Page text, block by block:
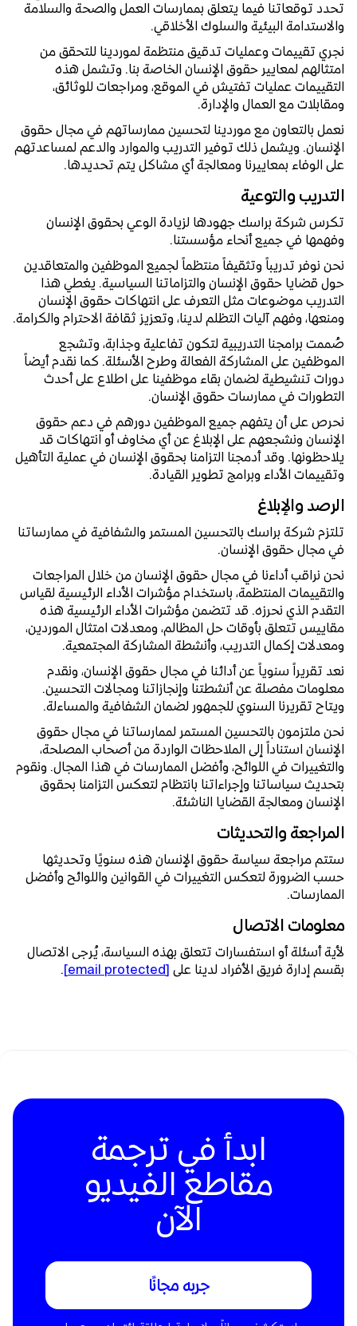
تحدد توقعاتنا فيما يتعلق بممارسات العمل والصحة والسلامة
والاستدامة البيئية والسلوك الأخلاقي.
نجري تقييمات وعمليات تدقيق منتظمة لموردينا للتحقق من
امتثالهم لمعايير حقوق الإنسان الخاصة بنا. وتشمل هذه
التقييمات عمليات تفتيش في الموقع، ومراجعات للوثائق،
ومقابلات مع العمال والإدارة.
نعمل بالتعاون مع موردينا لتحسين ممارساتهم في مجال حقوق
الإنسان. ويشمل ذلك توفير التدريب والموارد والدعم لمساعدتهم
على الوفاء بمعاييرنا ومعالجة أي مشاكل يتم تحديدها.
التدريب والتوعية
تكرس شركة براسك جهودها لزيادة الوعي بحقوق الإنسان
وفهمها في جميع أنحاء مؤسستنا.
نحن نوفر تدريباً وتثقيفاً منتظماً لجميع الموظفين والمتعاقدين
حول قضايا حقوق الإنسان والتزاماتنا السياسية. يغطي هذا
التدريب موضوعات مثل التعرف على انتهاكات حقوق الإنسان
ومنعها، وفهم آليات التظلم لدينا، وتعزيز ثقافة الاحترام والكرامة.
صُممت برامجنا التدريبية لتكون تفاعلية وجذابة، وتشجع
الموظفين على المشاركة الفعالة وطرح الأسئلة. كما نقدم أيضاً
دورات تنشيطية لضمان بقاء موظفينا على اطلاع على أحدث
التطورات في ممارسات حقوق الإنسان.
نحرص على أن يتفهم جميع الموظفين دورهم في دعم حقوق
الإنسان ونشجعهم على الإبلاغ عن أي مخاوف أو انتهاكات قد
يلاحظونها. وقد أدمجنا التزامنا بحقوق الإنسان في عملية التأهيل
وتقييمات الأداء وبرامج تطوير القيادة.
الرصد والإبلاغ
تلتزم شركة براسك بالتحسين المستمر والشفافية في ممارساتنا
في مجال حقوق الإنسان.
نحن نراقب أداءنا في مجال حقوق الإنسان من خلال المراجعات
والتقييمات المنتظمة، باستخدام مؤشرات الأداء الرئيسية لقياس
التقدم الذي نحرزه. قد تتضمن مؤشرات الأداء الرئيسية هذه
مقاييس تتعلق بأوقات حل المظالم، ومعدلات امتثال الموردين،
ومعدلات إكمال التدريب، وأنشطة المشاركة المجتمعية.
نعد تقريراً سنوياً عن أدائنا في مجال حقوق الإنسان، ونقدم
معلومات مفصلة عن أنشطتنا وإنجازاتنا ومجالات التحسين.
ويتاح تقريرنا السنوي للجمهور لضمان الشفافية والمساءلة.
نحن ملتزمون بالتحسين المستمر لممارساتنا في مجال حقوق
الإنسان استناداً إلى الملاحظات الواردة من أصحاب المصلحة،
والتغييرات في اللوائح، وأفضل الممارسات في هذا المجال. ونقوم
بتحديث سياساتنا وإجراءاتنا بانتظام لتعكس التزامنا بحقوق
الإنسان ومعالجة القضايا الناشئة.
المراجعة والتحديثات
ستتم مراجعة سياسة حقوق الإنسان هذه سنويًا وتحديثها
حسب الضرورة لتعكس التغييرات في القوانين واللوائح وأفضل
الممارسات.
معلومات الاتصال
لأية أسئلة أو استفسارات تتعلق بهذه السياسة، يُرجى الاتصال
بقسم إدارة فريق الأفراد لدينا على [email protected]
.
ابدأ في ترجمة
مقاطع الفيديو
الآن
جربه مجانًا